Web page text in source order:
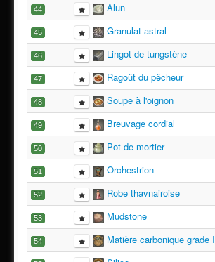
44 Alun
45 Granulat astral
46 Lingot de tungstène
47 Ragoût du pêcheur
48 Soupe à l'oignon
49 Breuvage cordial
50 Pot de mortier
51 Orchestrion
52 Robe thavnairoise
53 Mudstone
54 Matière carbonique grade I